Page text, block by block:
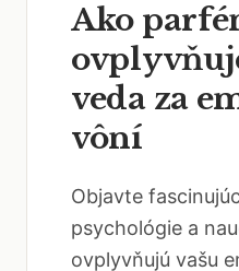
Ako
veda za
vôní
Objavte
psychológie a
ovplyvňujú vašu